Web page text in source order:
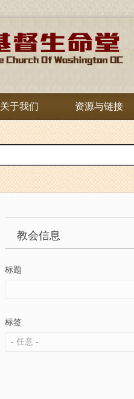
关于我们 资源与链接
教会信息
标题
标签